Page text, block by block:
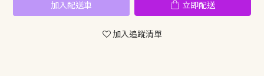
加入配送車 立即配送
加入追蹤清單